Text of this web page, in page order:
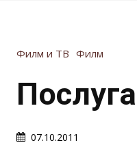
Филм и ТВ Филм
07.10.2011